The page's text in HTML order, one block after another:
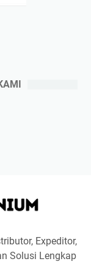
Expeditor,
Solusi Lengkap